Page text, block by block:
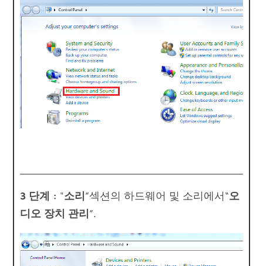
3 단계 : "소리 ”섹션의 하드웨어 및 소리에서“오
디오 장치 관리 ”.